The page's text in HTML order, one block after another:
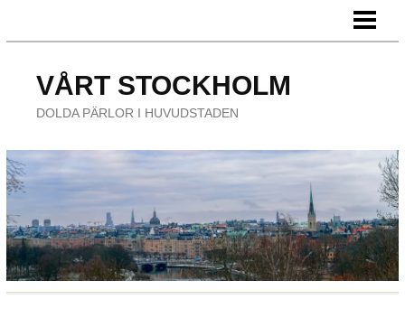
ÄTA UTE
VÅRT STOCKHOLM
DOLDA PÄRLOR I HUVUDSTADEN